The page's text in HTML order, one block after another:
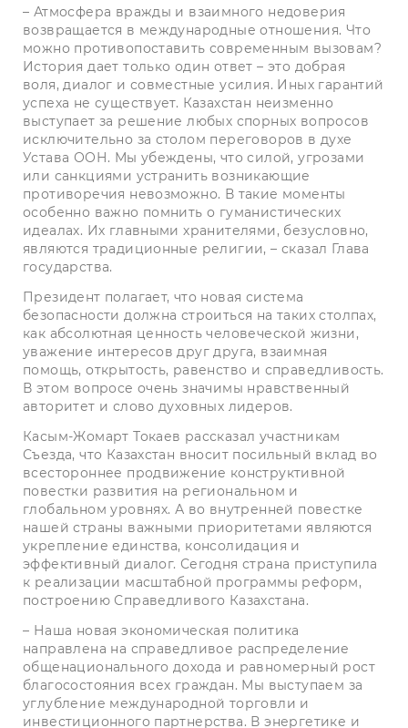
– Атмосфера вражды и взаимного недоверия
возвращается в международные отношения. Что
можно противопоставить современным вызовам?
История дает только один ответ – это добрая
воля, диалог и совместные усилия. Иных гарантий
успеха не существует. Казахстан неизменно
выступает за решение любых спорных вопросов
исключительно за столом переговоров в духе
Устава ООН. Мы убеждены, что силой, угрозами
или санкциями устранить возникающие
противоречия невозможно. В такие моменты
особенно важно помнить о гуманистических
идеалах. Их главными хранителями, безусловно,
являются традиционные религии, – сказал Глава
государства.
Президент полагает, что новая система
безопасности должна строиться на таких столпах,
как абсолютная ценность человеческой жизни,
уважение интересов друг друга, взаимная
помощь, открытость, равенство и справедливость.
В этом вопросе очень значимы нравственный
авторитет и слово духовных лидеров.
Касым-Жомарт Токаев рассказал участникам
Съезда, что Казахстан вносит посильный вклад во
всестороннее продвижение конструктивной
повестки развития на региональном и
глобальном уровнях. А во внутренней повестке
нашей страны важными приоритетами являются
укрепление единства, консолидация и
эффективный диалог. Сегодня страна приступила
к реализации масштабной программы реформ,
построению Справедливого Казахстана.
– Наша новая экономическая политика
направлена на справедливое распределение
общенационального дохода и равномерный рост
благосостояния всех граждан. Мы выступаем за
углубление международной торговли и
инвестиционного партнерства. В энергетике и